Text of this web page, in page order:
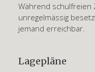
Während schulfreien
unregelmässig
jemand erreichbar.
Lagepläne